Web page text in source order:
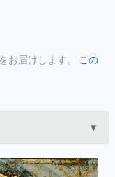
お届けします。
この